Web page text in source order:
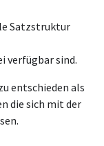
Satzstruktur
verfügbar sind.
entschieden als
die sich mit der